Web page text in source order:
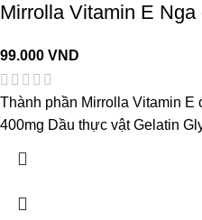
Mirrolla Vitamin E
99.000VND
Thành phần Mirrolla Vitamin E
400mg Dầu thực vật Gelatin